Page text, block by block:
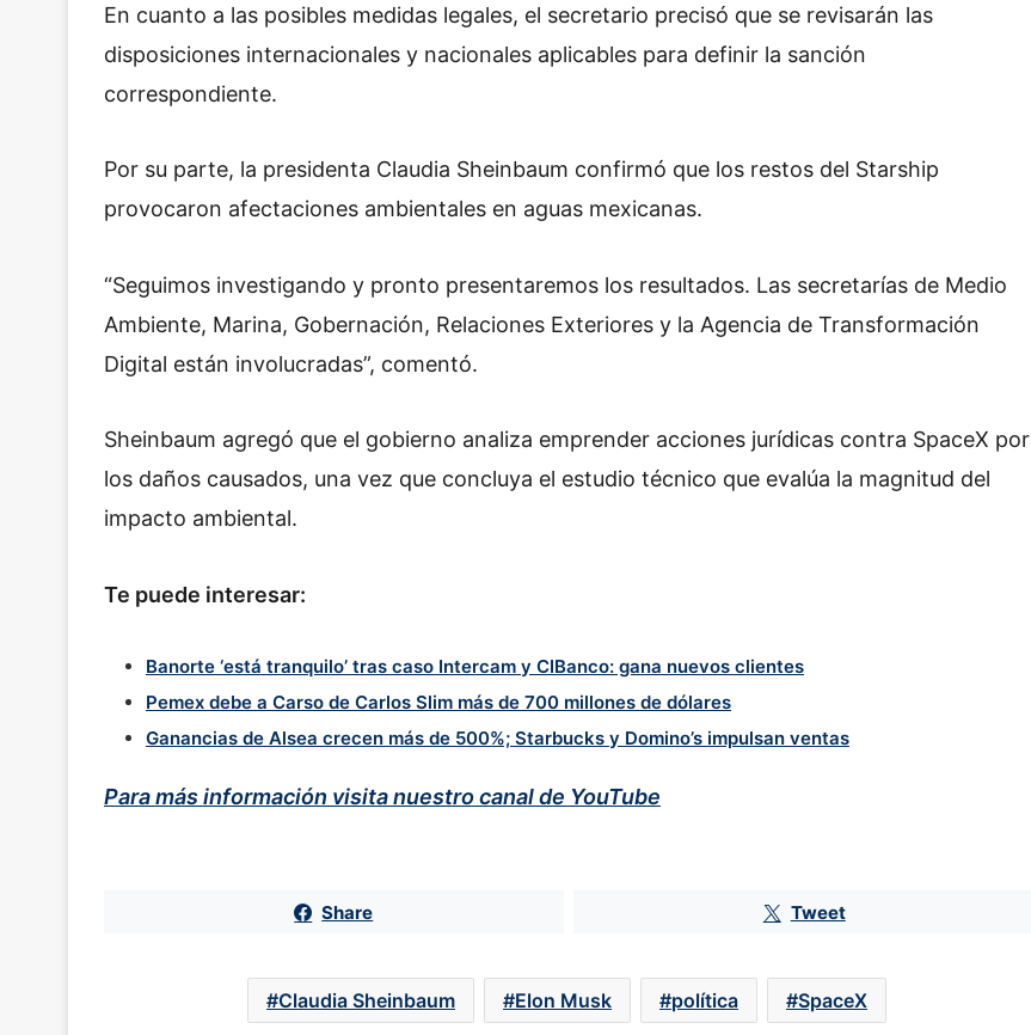
En cuanto a las posibles medidas legales, el secretario precisó que se revisarán las
disposiciones internacionales y nacionales aplicables para definir la sanción
correspondiente.
Por su parte, la presidenta Claudia Sheinbaum confirmó que los restos del Starship
provocaron afectaciones ambientales en aguas mexicanas.
“Seguimos investigando y pronto presentaremos los resultados. Las secretarías de Medio
Ambiente, Marina, Gobernación, Relaciones Exteriores y la Agencia de Transformación
Digital están involucradas”, comentó.
Sheinbaum agregó que el gobierno analiza emprender acciones jurídicas contra SpaceX por
los daños causados, una vez que concluya el estudio técnico que evalúa la magnitud del
impacto ambiental.
Te puede interesar:
Banorte ‘está tranquilo’ tras caso Intercam y CIBanco: gana nuevos clientes
Pemex debe a Carso de Carlos Slim más de 700 millones de dólares
Ganancias de Alsea crecen más de 500%; Starbucks y Domino’s impulsan ventas
Para más información visita nuestro canal de YouTube
Share Tweet
Claudia Sheinbaum Elon Musk política SpaceX
Huawei reta a Apple y Samsung
con su regreso al 5G
Gemini vs ChatGPT: la IA de Google